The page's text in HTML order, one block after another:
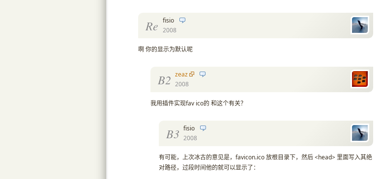
Re fisio
2008
啊 你的显示为默认呢
B2 zeaz
2008
我用插件实现fav ico的 和这个有关？
B3 fisio
2008
有可能，上次冰古的意见是，favicon.ico 放根目录下，然后 <head> 里面写入其绝
对路径，过段时间他的就可以显示了：